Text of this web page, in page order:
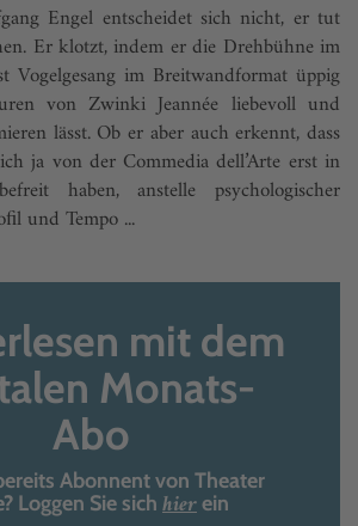
Engel entscheidet sich nicht, er tut
Er klotzt, indem er die Drehbühne im
Vogelgesang im Breitwandformat üppig
von Zwinki Jeannée liebevoll und
lässt. Ob er aber auch erkennt, dass
ja von der Commedia dell’Arte erst in
haben, anstelle psychologischer
und Tempo ...
mit dem
Monats-
Abo
Abonnent von Theater
Loggen Sie sich hierein